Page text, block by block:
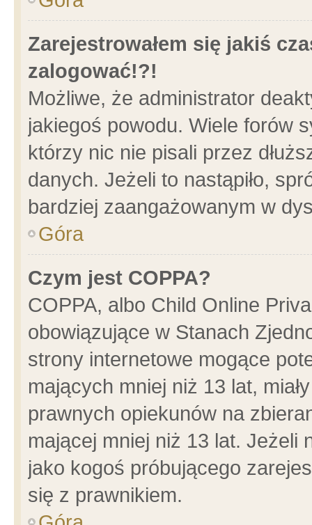
Zarejestrowałem się jakiś
zalogować!?!
Możliwe, że administrator
jakiegoś powodu. Wiele forów
którzy nic nie pisali przez
danych. Jeżeli to nastąpiło,
bardziej zaangażowanym w
Góra
Czym jest COPPA?
COPPA, albo Child Online
obowiązujące w Stanach
strony internetowe mogące
mających mniej niż 13 lat,
prawnych opiekunów na
mającej mniej niż 13 lat. Jeżeli
jako kogoś próbującego
się z prawnikiem.